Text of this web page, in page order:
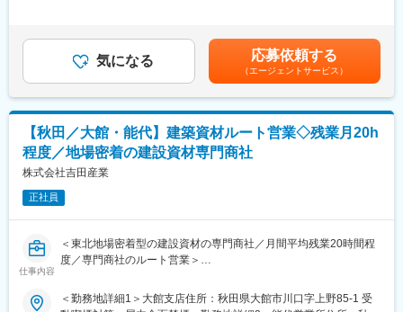
幅広い年齢層で賑やかな職場。上司や先輩に相談しやすく、改善
は組織全体で協力。安心して働ける環境です。
■働きやすさとつながりが両立する環境
完全週休2日・残業少なめで生活を守りつつ、野球部・サッカー部
などクラブ活動も活発。若手の登用も進み、挑戦を後押しする雰
囲気があります。有給取得率も高く、プライベートとの両立が可
能です。
■クラブ活動：
変更の範囲：会社の定める業務
ハウスメーカーから見積り依頼→見積提出→受注→メーカーへ発
注→工事日程、工事業者手配、スケジュール登録（工程管理）→
・入社後は基本的にOJT研修を予定しております。
・座学についてはメーカーのリモート研修があります。商材の知
識や、積算（工事の見積もりを出す事）など非常に手厚い研修内
容となっています。
※メーカーの営業の方との同行などもございます。
■教育体制：
有資格者を集めて、工事本部体制を強化しました。2級建築施工管
理の合格者には5万円を支給しサポートています。2020年から10
名が合格しています。
■組織構成：
年2回（計2ヶ月分を想定）■昇給：年1回 賃金はあくまでも目安の
金額であり、選考を通じて上下する可能性があります。月給(月額)
は固定手当を含めた表記です。
気になる 応募依頼する
（エージェントサービス）
【秋田／大館・能代】建築資材ルート営業◇残業月20h
程度／地場密着の建設資材専門商社
株式会社吉田産業
正社員
仕事内容
＜東北地場密着型の建設資材の専門商社／月間平均残業20時間程
度／専門商社のルート営業＞
活用される鉄骨や外壁材などの建築資材に関するルート営業をお
任せします。大規模案件対応を行っていただく可能性もございま
＜勤務地詳細1＞大館支店住所：秋田県大館市川口字上野85-1 受